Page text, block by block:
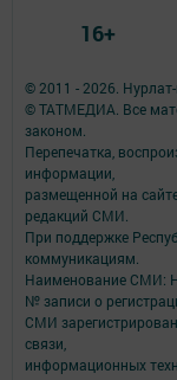
© 2011 - 2026.
© ТАТМЕДИА. Все
законом.
Перепечатка,
информации,
размещенной на
редакций СМИ.
При поддержке
коммуникациям.
Наименование СМИ:
№ записи о
СМИ
связи,
информационных
16+